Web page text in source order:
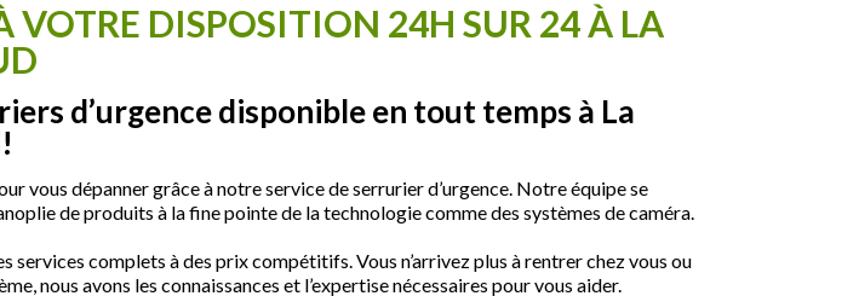
VOTRE DISPOSITION 24H SUR 24 À LA
d’urgence disponible en tout temps à La
vous dépanner grâce à notre service de serrurier d’urgence. Notre équipe se
de produits à la fine pointe de la technologie comme des systèmes de caméra.
complets à des prix compétitifs. Vous n’arrivez plus à rentrer chez vous ou
nous avons les connaissances et l’expertise nécessaires pour vous aider.